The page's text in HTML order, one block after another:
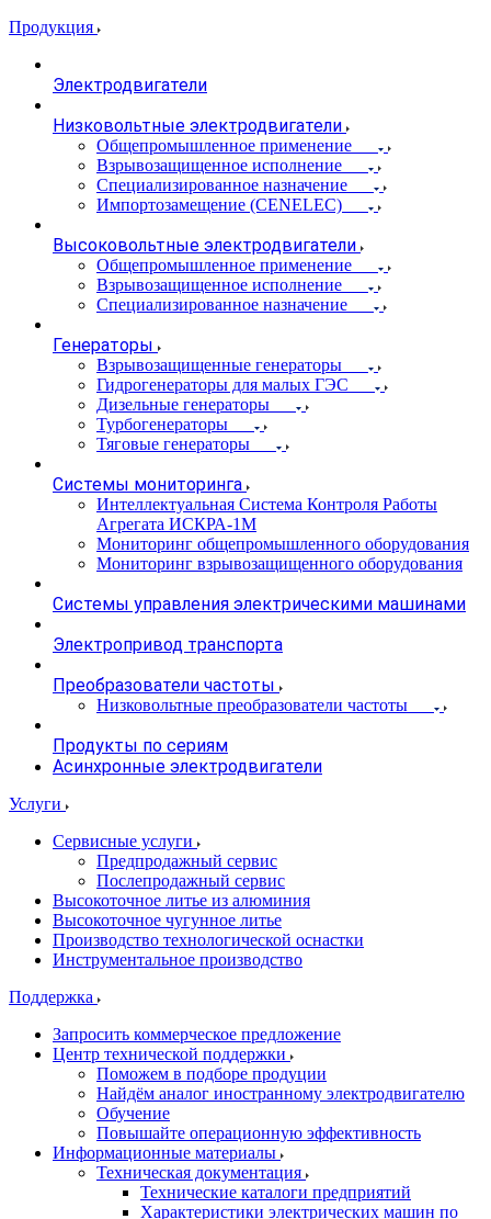
Продукция
Электродвигатели
Низковольтные электродвигатели
Общепромышленное применение
Взрывозащищенное исполнение
Специализированное назначение
Импортозамещение (CENELEC)
Высоковольтные электродвигатели
Общепромышленное применение
Взрывозащищенное исполнение
Специализированное назначение
Генераторы
Взрывозащищенные генераторы
Гидрогенераторы для малых ГЭС
Дизельные генераторы
Турбогенераторы
Тяговые генераторы
Системы мониторинга
Интеллектуальная Система Контроля Работы
Агрегата ИСКРА-1М
Мониторинг общепромышленного оборудования
Мониторинг взрывозащищенного оборудования
Системы управления электрическими машинами
Электропривод транспорта
Преобразователи частоты
Низковольтные преобразователи частоты
Продукты по сериям
Асинхронные электродвигатели
Услуги
Сервисные услуги
Предпродажный сервис
Послепродажный сервис
Высокоточное литье из алюминия
Высокоточное чугунное литье
Производство технологической оснастки
Инструментальное производство
Поддержка
Запросить коммерческое предложение
Центр технической поддержки
Поможем в подборе продуции
Найдём аналог иностранному электродвигателю
Обучение
Повышайте операционную эффективность
Информационные материалы
Техническая документация
Технические каталоги предприятий
Характеристики электрических машин по